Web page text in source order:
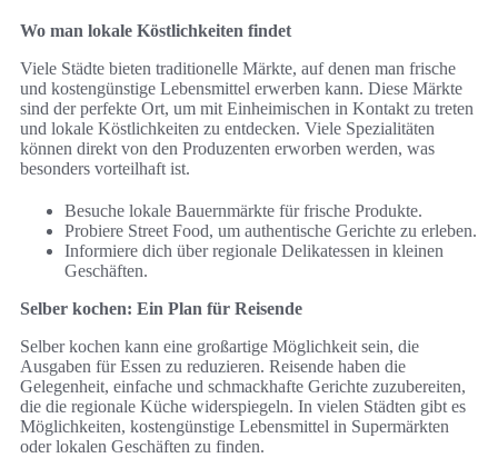
Wo man lokale Köstlichkeiten findet
Viele Städte bieten traditionelle Märkte, auf denen man frische
und kostengünstige Lebensmittel erwerben kann. Diese Märkte
sind der perfekte Ort, um mit Einheimischen in Kontakt zu treten
und lokale Köstlichkeiten zu entdecken. Viele Spezialitäten
können direkt von den Produzenten erworben werden, was
besonders vorteilhaft ist.
Besuche lokale Bauernmärkte für frische Produkte.
Probiere Street Food, um authentische Gerichte zu erleben.
Informiere dich über regionale Delikatessen in kleinen
Geschäften.
Selber kochen: Ein Plan für Reisende
Selber kochen kann eine großartige Möglichkeit sein, die
Ausgaben für Essen zu reduzieren. Reisende haben die
Gelegenheit, einfache und schmackhafte Gerichte zuzubereiten,
die die regionale Küche widerspiegeln. In vielen Städten gibt es
Möglichkeiten, kostengünstige Lebensmittel in Supermärkten
oder lokalen Geschäften zu finden.